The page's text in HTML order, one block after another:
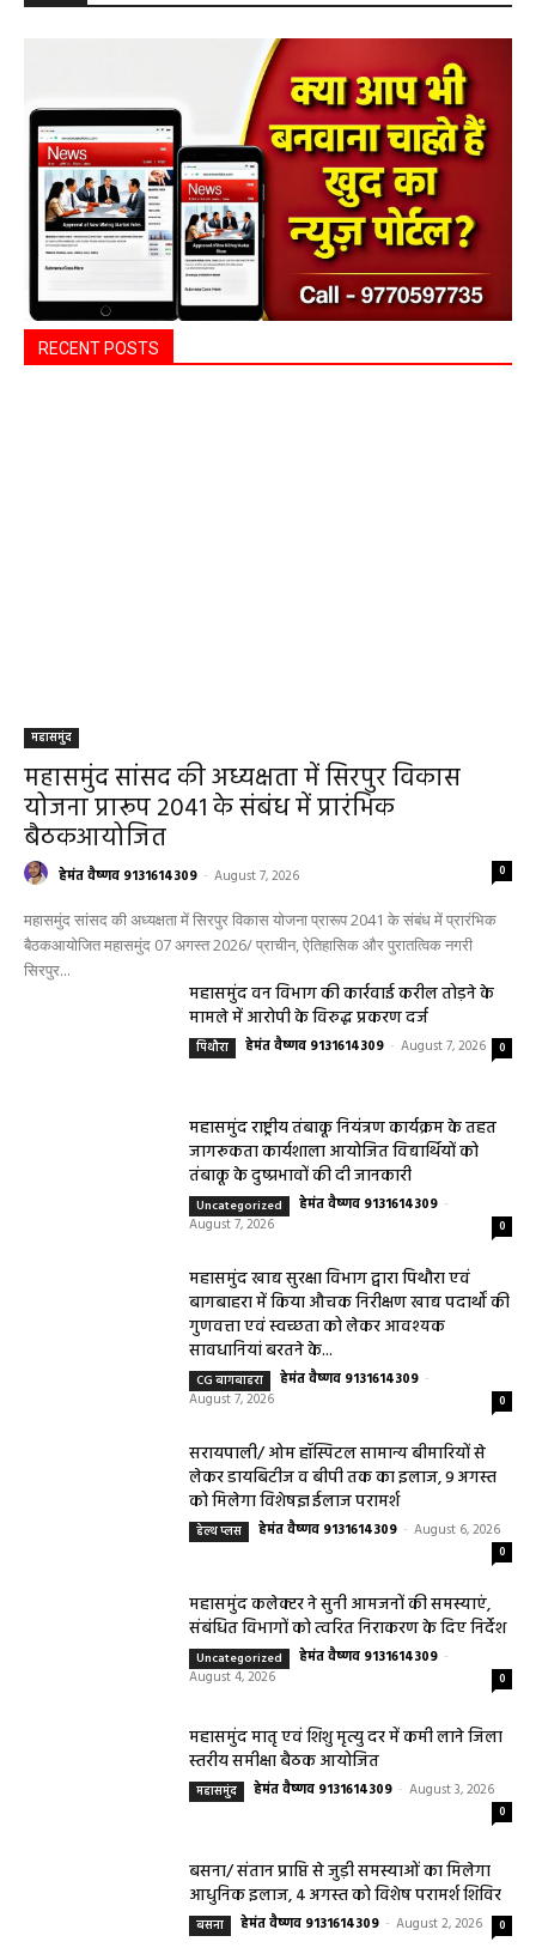
RECENT POSTS
महासमुंद
महासमुंद सांसद की अध्यक्षता में सिरपुर विकास
योजना प्रारूप 2041 के संबंध में प्रारंभिक
बैठकआयोजित
हेमंत वैष्णव 9131614309 - August 7, 2026 0
महासमुंद सांसद की अध्यक्षता में सिरपुर विकास योजना प्रारूप 2041 के संबंध में प्रारंभिक
बैठकआयोजित महासमुंद 07 अगस्त 2026/ प्राचीन, ऐतिहासिक और पुरातत्विक नगरी
सिरपुर...
महासमुंद वन विभाग की कार्रवाई करील तोड़ने के
मामले में आरोपी के विरुद्ध प्रकरण दर्ज
पिथौरा हेमंत वैष्णव 9131614309 - August 7, 2026 0
महासमुंद राष्ट्रीय तंबाकू नियंत्रण कार्यक्रम के तहत
जागरूकता कार्यशाला आयोजित विद्यार्थियों को
तंबाकू के दुष्प्रभावों की दी जानकारी
Uncategorized हेमंत वैष्णव 9131614309 -
August 7, 2026
0
महासमुंद खाद्य सुरक्षा विभाग द्वारा पिथौरा एवं
बागबाहरा में किया औचक निरीक्षण खाद्य पदार्थों की
गुणवत्ता एवं स्वच्छता को लेकर आवश्यक
सावधानियां बरतने के...
CG बागबाहरा हेमंत वैष्णव 9131614309 -
August 7, 2026
0
सरायपाली/ ओम हॉस्पिटल सामान्य बीमारियों से
लेकर डायबिटीज व बीपी तक का इलाज, 9 अगस्त
को मिलेगा विशेषज्ञ ईलाज परामर्श
हेल्थ प्लस हेमंत वैष्णव 9131614309 - August 6, 2026
0
महासमुंद कलेक्टर ने सुनी आमजनों की समस्याएं,
संबंधित विभागों को त्वरित निराकरण के दिए निर्देश
Uncategorized हेमंत वैष्णव 9131614309 -
August 4, 2026
0
महासमुंद मातृ एवं शिशु मृत्यु दर में कमी लाने जिला
स्तरीय समीक्षा बैठक आयोजित
महासमुंद हेमंत वैष्णव 9131614309 - August 3, 2026
0
बसना/ संतान प्राप्ति से जुड़ी समस्याओं का मिलेगा
आधुनिक इलाज, 4 अगस्त को विशेष परामर्श शिविर
बसना हेमंत वैष्णव 9131614309 - August 2, 2026 0